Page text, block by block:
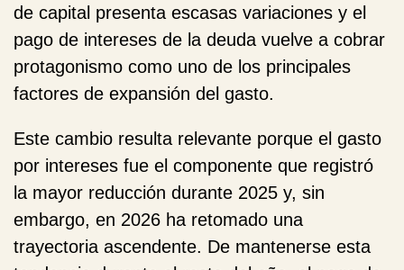
de capital presenta escasas variaciones y el
pago de intereses de la deuda vuelve a cobrar
protagonismo como uno de los principales
factores de expansión del gasto.
Este cambio resulta relevante porque el gasto
por intereses fue el componente que registró
la mayor reducción durante 2025 y, sin
embargo, en 2026 ha retomado una
trayectoria ascendente. De mantenerse esta